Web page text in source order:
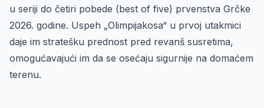
u seriji do četiri pobede (best of five) prvenstva Grčke
2026. godine. Uspeh „Olimpijakosa“ u prvoj utakmici
daje im stratešku prednost pred revanš susretima,
omogućavajući im da se osećaju sigurnije na domaćem
terenu.